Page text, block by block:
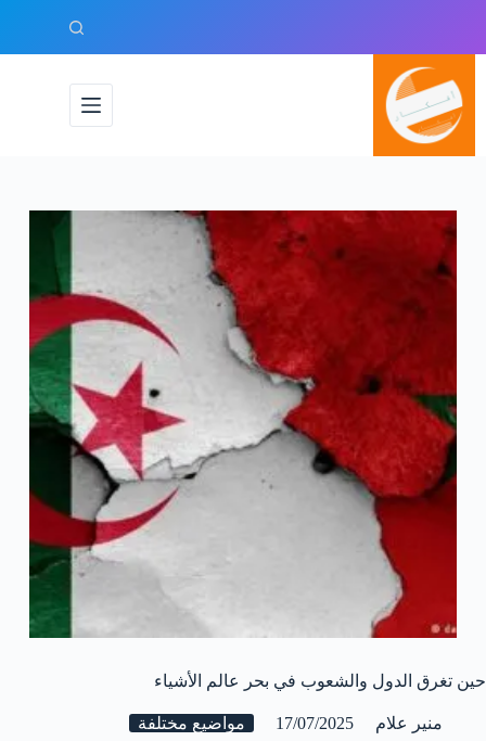
المحتوى
حين تغرق الدول والشعوب في بحر عالم الأشياء
منير علام 17/07/2025 مواضيع مختلفة